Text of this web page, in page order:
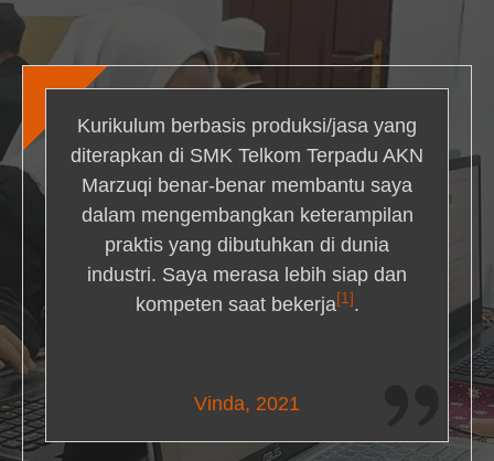
Kurikulum berbasis produksi/jasa yang
diterapkan di SMK Telkom Terpadu AKN
Marzuqi benar-benar membantu saya
dalam mengembangkan keterampilan
praktis yang dibutuhkan di dunia
industri. Saya merasa lebih siap dan
kompeten saat bekerja[1] .
Vinda, 2021